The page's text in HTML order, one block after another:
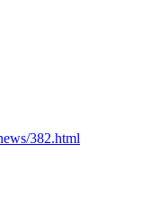
382.html